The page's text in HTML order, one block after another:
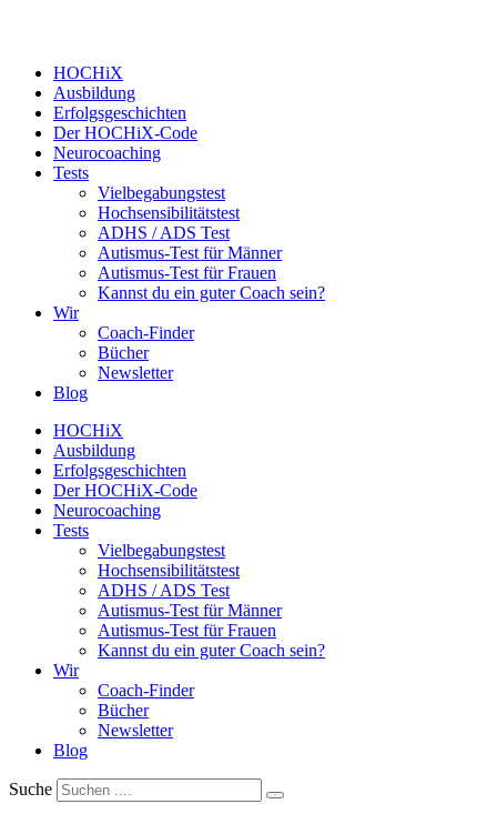
HOCHiX
Ausbildung
Erfolgsgeschichten
Der HOCHiX-Code
Neurocoaching
Tests
Vielbegabungstest
Hochsensibilitätstest
ADHS / ADS Test
Autismus-Test für Männer
Autismus-Test für Frauen
Kannst du ein guter Coach sein?
Wir
Coach-Finder
Bücher
Newsletter
Blog
HOCHiX
Ausbildung
Erfolgsgeschichten
Der HOCHiX-Code
Neurocoaching
Tests
Vielbegabungstest
Hochsensibilitätstest
ADHS / ADS Test
Autismus-Test für Männer
Autismus-Test für Frauen
Kannst du ein guter Coach sein?
Wir
Coach-Finder
Bücher
Newsletter
Blog
Suche